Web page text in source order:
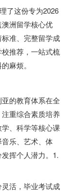
了这份专为2026
洲留学核心优
准、完整留学成
推荐，一站式梳
麻烦。
的教育体系在全
重综合素质培养
、科学等核心课
乐、艺术、体
挥个人潜力。1.
活，毕业考试成